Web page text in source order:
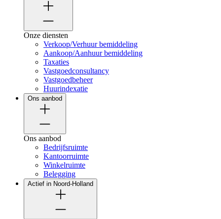
Onze diensten
Verkoop/Verhuur bemiddeling
Aankoop/Aanhuur bemiddeling
Taxaties
Vastgoedconsultancy
Vastgoedbeheer
Huurindexatie
Ons aanbod
Ons aanbod
Bedrijfsruimte
Kantoorruimte
Winkelruimte
Belegging
Actief in Noord-Holland